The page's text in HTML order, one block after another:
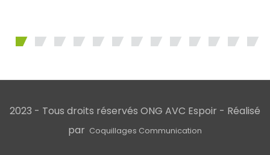
2023 - Tous droits réservés ONG AVC Espoir - Réalisé
par Coquillages Communication